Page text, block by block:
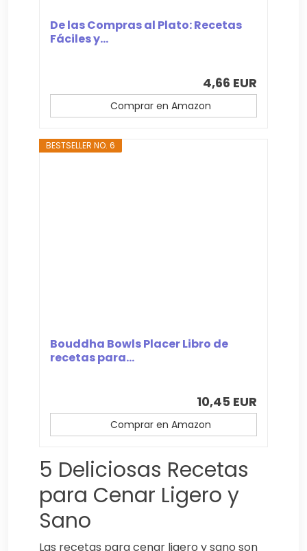
De las Compras al Plato: Recetas
Fáciles y...
4,66 EUR
Comprar en Amazon
BESTSELLER NO. 6
Bouddha Bowls Placer Libro de
recetas para...
10,45 EUR
Comprar en Amazon
5 Deliciosas Recetas
para Cenar Ligero y
Sano
Las recetas para cenar ligero y sano son